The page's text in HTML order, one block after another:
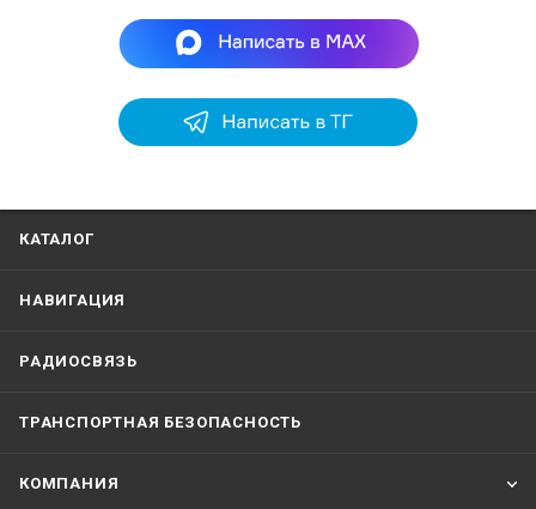
КАТАЛОГ
НАВИГАЦИЯ
РАДИОСВЯЗЬ
ТРАНСПОРТНАЯ БЕЗОПАСНОСТЬ
КОМПАНИЯ